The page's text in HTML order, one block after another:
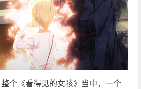
个《看得见的女孩》当中，一个